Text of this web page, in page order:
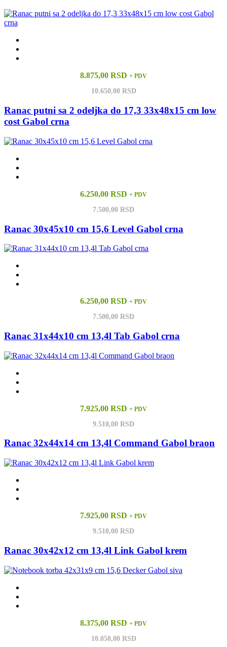
8.875,00 RSD + PDV
10.650,00 RSD
Ranac putni sa 2 odeljka do 17,3 33x48x15 cm low
cost Gabol crna
6.250,00 RSD + PDV
7.500,00 RSD
Ranac 30x45x10 cm 15,6 Level Gabol crna
6.250,00 RSD + PDV
7.500,00 RSD
Ranac 31x44x10 cm 13,4l Tab Gabol crna
7.925,00 RSD + PDV
9.510,00 RSD
Ranac 32x44x14 cm 13,4l Command Gabol braon
7.925,00 RSD + PDV
9.510,00 RSD
Ranac 30x42x12 cm 13,4l Link Gabol krem
8.375,00 RSD + PDV
10.050,00 RSD